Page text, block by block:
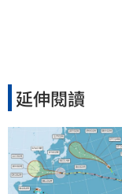
延伸閱讀